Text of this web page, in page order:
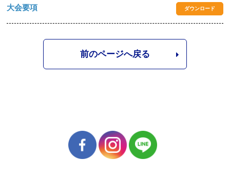
大会要項 ダウンロード
前のページへ戻る